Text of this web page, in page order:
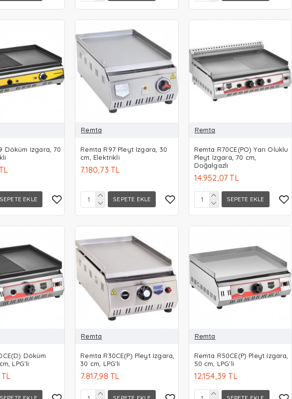
Döküm Izgara, 70
SEPETE EKLE
Remta
Remta R97 Pleyt Izgara, 30
cm, Elektrikli
7.180,73 TL
SEPETE EKLE
Remta
Remta R70CE(PO) Yarı Oluklu
Pleyt Izgara, 70 cm,
Doğalgazlı
14.952,07 TL
SEPETE EKLE
Döküm
LPG'li
TL
Remta
Remta R30CE(P) Pleyt Izgara,
30 cm, LPG'li
7.817,98 TL
Remta
Remta R50CE(P) Pleyt Izgara,
50 cm, LPG'li
12.154,39 TL